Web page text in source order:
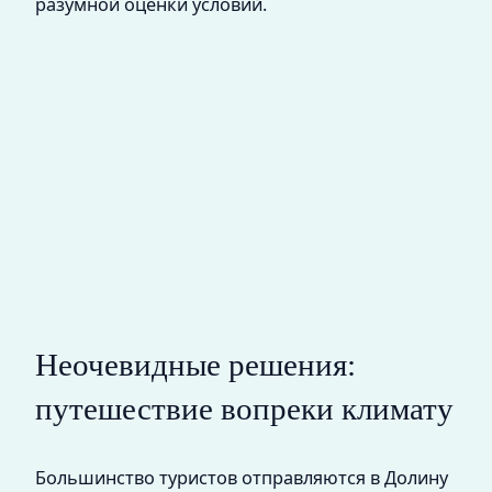
Неочевидные решения:
путешествие вопреки климату
Большинство туристов отправляются в Долину